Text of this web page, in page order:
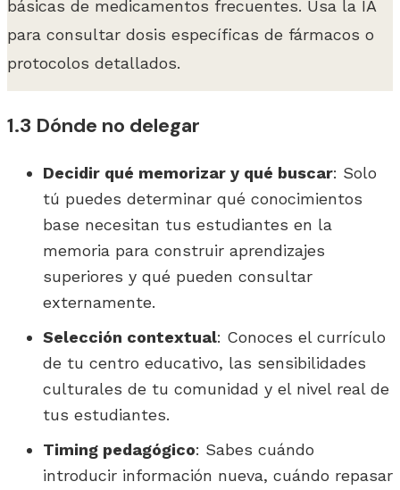
básicas de medicamentos frecuentes. Usa la IA
para consultar dosis específicas de fármacos o
protocolos detallados.
1.3 Dónde no delegar
Decidir qué memorizar y qué buscar: Solo
tú puedes determinar qué conocimientos
base necesitan tus estudiantes en la
memoria para construir aprendizajes
superiores y qué pueden consultar
externamente.
Selección contextual: Conoces el currículo
de tu centro educativo, las sensibilidades
culturales de tu comunidad y el nivel real de
tus estudiantes.
Timing pedagógico: Sabes cuándo
introducir información nueva, cuándo repasar